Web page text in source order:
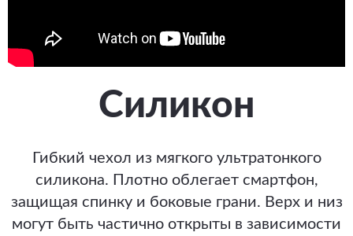
Силикон
Гибкий чехол из мягкого ультратонкого
силикона. Плотно облегает смартфон,
защищая спинку и боковые грани. Верх и низ
могут быть частично открыты в зависимости